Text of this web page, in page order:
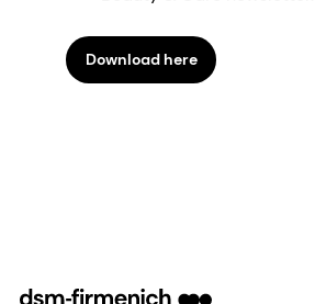
Download here